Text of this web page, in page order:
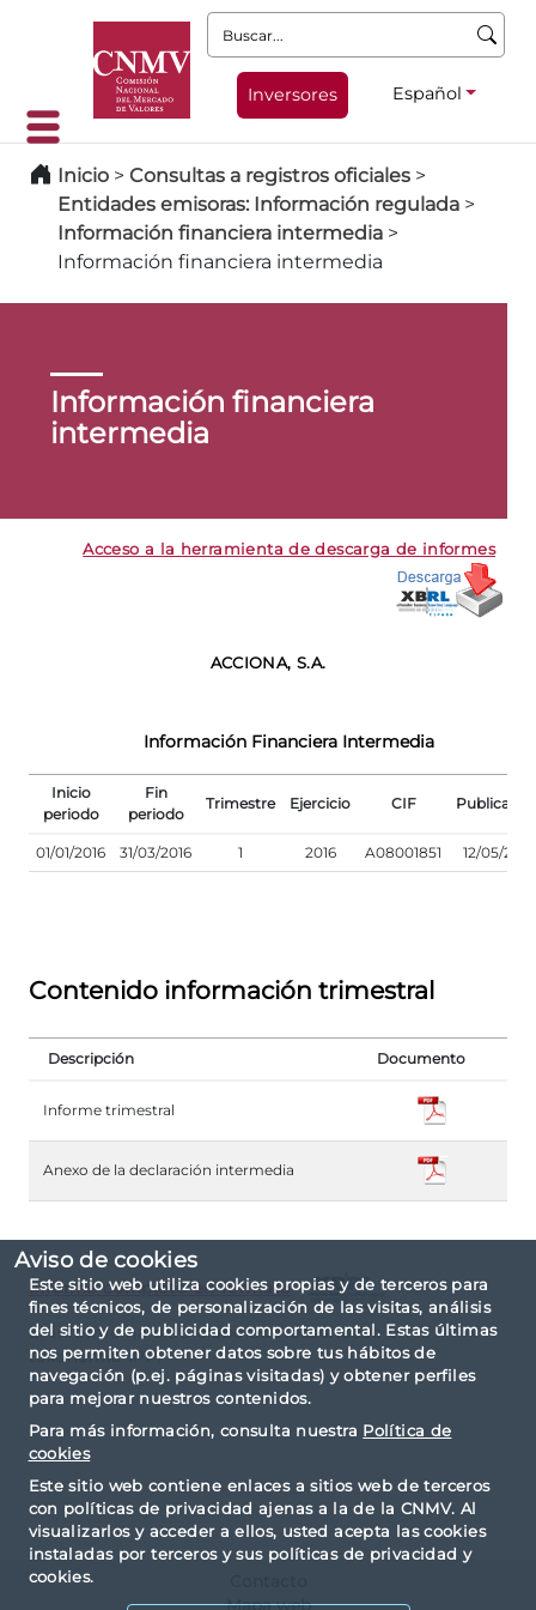
Aviso de cookies
Este sitio web utiliza cookies propias y de terceros para
fines técnicos, de personalización de las visitas, análisis
del sitio y de publicidad comportamental. Estas últimas
nos permiten obtener datos sobre tus hábitos de
navegación (p.ej. páginas visitadas) y obtener perfiles
para mejorar nuestros contenidos.
Para más información, consulta nuestra Política de
cookies
Este sitio web contiene enlaces a sitios web de terceros
con políticas de privacidad ajenas a la de la CNMV. Al
visualizarlos y acceder a ellos, usted acepta las cookies
instaladas por terceros y sus políticas de privacidad y
cookies.
Buscar:
Inversores Español
Inicio > Consultas a registros oficiales >
Entidades emisoras: Información regulada >
Información financiera intermedia >
Información financiera intermedia
Información financiera
intermedia
Acceso a la herramienta de descarga de informes
ACCIONA, S.A.
Información Financiera Intermedia
Inicio
periodo
Fin
periodo
Trimestre Ejercicio CIF
01/01/2016 31/03/2016 1 2016 A08001851 12/05/2016
Contenido información trimestral
Descripción Documento
Informe trimestral
Anexo de la declaración intermedia
Informe completo en formato
El informe ha sido elaborado basándose en la
taxonomía IPP.
Mapa web